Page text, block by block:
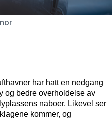
har hatt en nedgang
og bedre overholdelse av
naboer. Likevel ser
kommer, og